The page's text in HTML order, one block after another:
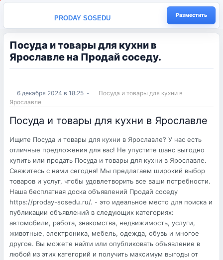
PRODAY SOSEDU Разместить
Посуда и товары для кухни в
Ярославле на Продай соседу.
6 декабря 2024 в 18:25 -
Посуда и товары для кухни в
Ярославле
Посуда и товары для кухни в Ярославле
Ищите Посуда и товары для кухни в Ярославле? У нас есть
отличные предложения для вас! Не упустите шанс выгодно
купить или продать Посуда и товары для кухни в Ярославле.
Свяжитесь с нами сегодня! Мы предлагаем широкий выбор
товаров и услуг, чтобы удовлетворить все ваши потребности.
Наша бесплатная доска объявлений Продай соседу
https://proday-sosedu.ru/. - это идеальное место для поиска и
публикации объявлений в следующих категориях:
автомобили, работа, знакомства, недвижимость, услуги,
животные, электроника, мебель, одежда, обувь и многое
другое. Вы можете найти или опубликовать объявление в
любой из этих категорий и получить максимум выгоды от